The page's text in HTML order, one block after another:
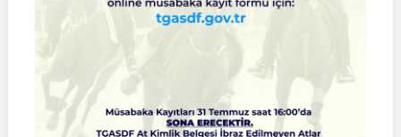
01
Ağustos